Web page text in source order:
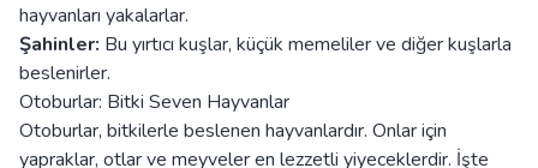
hayvanları yakalarlar.
Şahinler: Bu yırtıcı kuşlar, küçük memeliler ve diğer kuşlarla
beslenirler.
Otoburlar: Bitki Seven Hayvanlar
Otoburlar, bitkilerle beslenen hayvanlardır. Onlar için
yapraklar, otlar ve meyveler en lezzetli yiyeceklerdir. İşte